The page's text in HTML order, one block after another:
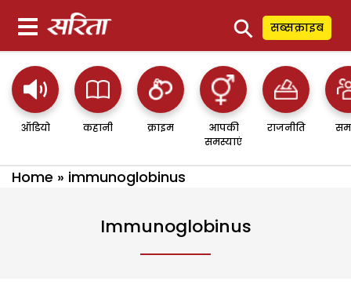
⚲ सब्सक्राइब
ऑडियो कहानी क्राइम
आपकी
समस्याएं
राजनीति
Home » immunoglobinus
Immunoglobinus